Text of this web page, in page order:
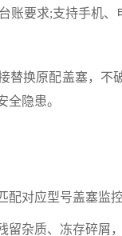
账要求;支持手机、
替换原配盖塞，
全隐患。
配对应型号盖塞监
留杂质、冻存碎屑